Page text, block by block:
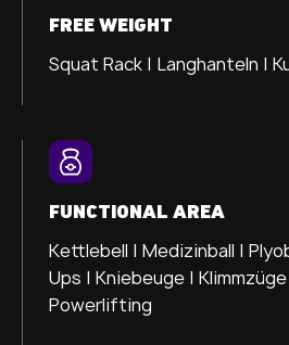
FREE WEIGHT
Squat Rack | Langhanteln |
FUNCTIONAL AREA
Kettlebell | Medizinball |
Ups | Kniebeuge |
Powerlifting